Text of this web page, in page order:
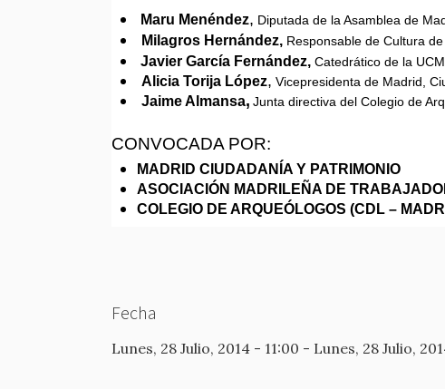
Maru Menéndez, Diputada de la Asamblea de
Milagros Hernández, Responsable de Cultura
Javier García Fernández, Catedrático de la
Alicia Torija López, Vicepresidenta de Madrid,
Jaime Almansa, Junta directiva del Colegio de
CONVOCADA POR:
MADRID CIUDADANÍA Y PATRIMONIO
ASOCIACIÓN MADRILEÑA DE
COLEGIO DE ARQUEÓLOGOS (CDL –
Fecha
Lunes, 28 Julio, 2014 - 11:00 - Lunes, 28 Julio,